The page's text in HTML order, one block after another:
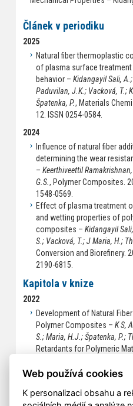
Článek v periodiku
2025
Natural fiber thermoplastic
of plasma surface
behavior – Kidangayil Sali,
Paduvilan, J.K.; Vacková, T.;
Špatenka, P., Materials
12. ISSN 0254-0584.
2024
Influence of natural fiber
determining the wear
– Keerthiveettil
G.S., Polymer Composites.
1548-0569.
Effect of plasma treatment
and wetting properties of
composites – Kidangayil
S.; Vacková, T.; J Maria, H.;
Conversion and Biorefinery.
2190-6815.
Kapitola v knize
2022
Development of Natural
Polymer Composites – K S,
S.; Maria, H.J.; Špatenka, P.;
Retardants for Polymeric
Web používá cookies
K personalizaci obsahu a